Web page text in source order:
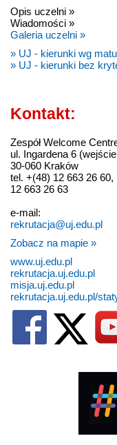
Opis uczelni »
Wiadomości »
Galeria uczelni »
» UJ - kierunki wg
» UJ - kierunki bez
Kontakt:
Zespół Welcome
ul. Ingardena 6
30-060 Kraków
tel. +(48) 12 663 26 60,
12 663 26 63
e-mail:
rekrutacja@uj.edu.pl
Zobacz na mapie »
www.uj.edu.pl
rekrutacja.uj.edu.pl
misja.uj.edu.pl
rekrutacja.uj.edu.pl/